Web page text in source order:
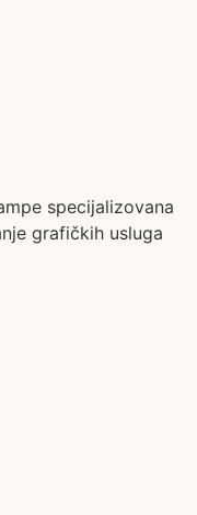
specijalizovana
grafičkih usluga